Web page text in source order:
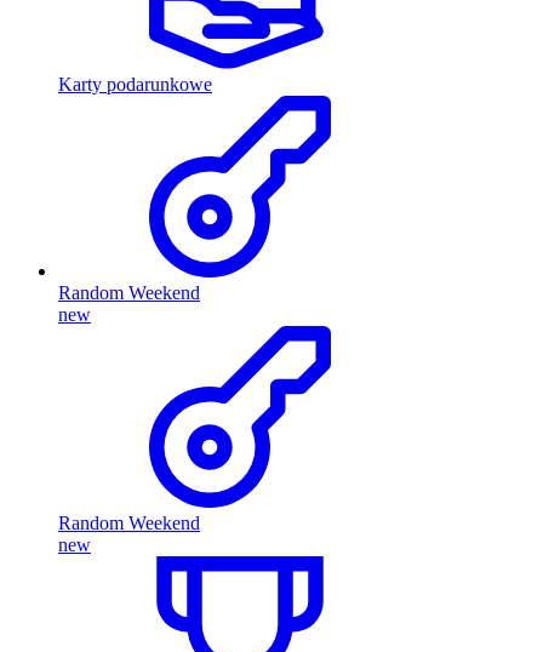
Karty podarunkowe
Random Weekend
new
Random Weekend
new